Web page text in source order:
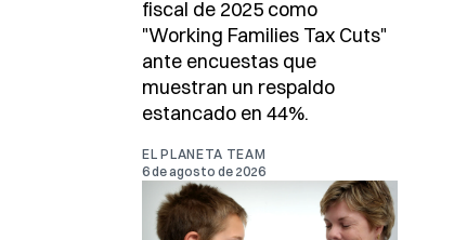
fiscal de 2025 como
"Working Families Tax Cuts"
ante encuestas que
muestran un respaldo
estancado en 44%.
EL PLANETA TEAM
6 de agosto de 2026